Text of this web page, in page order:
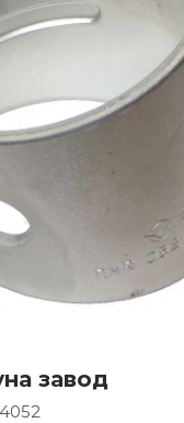
завод